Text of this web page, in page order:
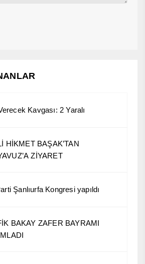
Kavgası: 2 Yaralı
HİKMET BAŞAK’TAN
ZİYARET
Şanlıurfa Kongresi yapıldı
BAKAY ZAFER BAYRAMI